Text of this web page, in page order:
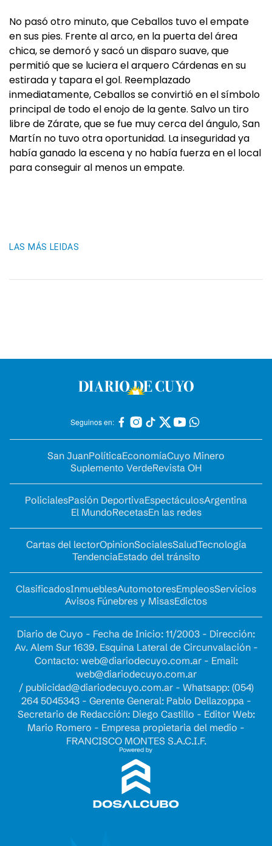
No pasó otro minuto, que Ceballos tuvo el empate
en sus pies. Frente al arco, en la puerta del área
chica, se demoró y sacó un disparo suave, que
permitió que se luciera el arquero Cárdenas en su
estirada y tapara el gol. Reemplazado
inmediatamente, Ceballos se convirtió en el símbolo
principal de todo el enojo de la gente. Salvo un tiro
libre de Zárate, que se fue muy cerca del ángulo, San
Martín no tuvo otra oportunidad. La inseguridad ya
había ganado la escena y no había fuerza en el local
para conseguir al menos un empate.
LAS MÁS LEIDAS
Seguinos en:
San JuanPolíticaEconomíaCuyo Minero
Suplemento VerdeRevista OH
PolicialesPasión DeportivaEspectáculosArgentina
El MundoRecetasEn las redes
Cartas del lectorOpinionSocialesSaludTecnología
TendenciaEstado del tránsito
ClasificadosInmueblesAutomotoresEmpleosServicios
Avisos Fúnebres y MisasEdictos
Diario de Cuyo - Fecha de Inicio: 11/2003 - Dirección:
Av. Alem Sur 1639. Esquina Lateral de Circunvalación -
Contacto: web@diariodecuyo.com.ar- Email:
web@diariodecuyo.com.ar
/ publicidad@diariodecuyo.com.ar- Whatsapp: (054)
264 5045343 - Gerente General: Pablo Dellazoppa -
Secretario de Redacción: Diego Castillo - Editor Web:
Mario Romero - Empresa propietaria del medio -
FRANCISCO MONTES S.A.C.I.F.